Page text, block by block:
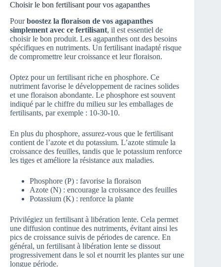
Choisir le bon fertilisant pour vos agapanthes
Pourboostez la floraison de vos agapanthes
simplement avec ce fertilisant, il est essentiel de
choisir le bon produit. Les agapanthes ont des besoins
spécifiques en nutriments. Un fertilisant inadapté risque
de compromettre leur croissance et leur floraison.
Optez pour un fertilisant riche en phosphore. Ce
nutriment favorise le développement de racines solides
et une floraison abondante. Le phosphore est souvent
indiqué par le chiffre du milieu sur les emballages de
fertilisants, par exemple : 10-30-10.
En plus du phosphore, assurez-vous que le fertilisant
contient de l’azote et du potassium. L’azote stimule la
croissance des feuilles, tandis que le potassium renforce
les tiges et améliore la résistance aux maladies.
Phosphore (P) : favorise la floraison
Azote (N) : encourage la croissance des feuilles
Potassium (K) : renforce la plante
Privilégiez un fertilisant à libération lente. Cela permet
une diffusion continue des nutriments, évitant ainsi les
pics de croissance suivis de périodes de carence. En
général, un fertilisant à libération lente se dissout
progressivement dans le sol et nourrit les plantes sur une
longue période.